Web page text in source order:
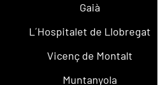
Gaià
L´Hospitalet de Llobregat
Vicenç de Montalt
Muntanyola